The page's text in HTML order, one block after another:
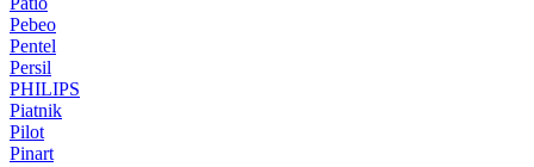
Pebeo
Pentel
Persil
PHILIPS
Piatnik
Pilot
Pinart